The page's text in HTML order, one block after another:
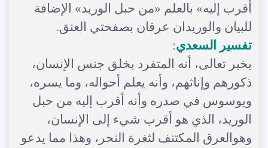
أقرب إليه» بالعلم «من حبل الوريد» الإضافة
للبيان والوريدان عرقان بصفحتي العنق.
تفسير السعدي:
يخبر تعالى، أنه المتفرد بخلق جنس الإنسان،
ذكورهم وإناثهم، وأنه يعلم أحواله، وما يسره،
ويوسوس في صدره وأنه أقرب إليه من حبل
الوريد، الذي هو أقرب شيء إلى الإنسان،
وهوالعرق المكتنف لثغرة النحر، وهذا مما يدعو